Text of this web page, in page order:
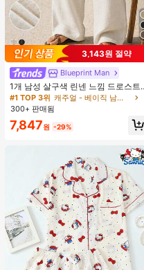
3,143원 절약
Blueprint Man
1개 남성 살구색 린넨 느낌 드로스트
링 스트레이트 레그 팬츠, 부드럽고 편
안한 린넨 같은 원단, 캐주얼 휴가 &
일상 출퇴근, 올드 머니 스타일
#1 TOP 3위
캐주얼 - 베이직 남성 바지
300+ 판매됨
7,847원 -29%